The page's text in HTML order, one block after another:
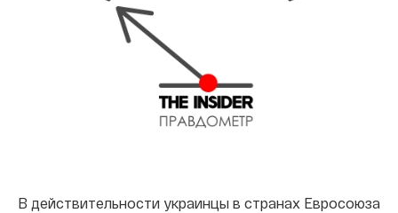
В действительности украинцы в странах Евросоюза